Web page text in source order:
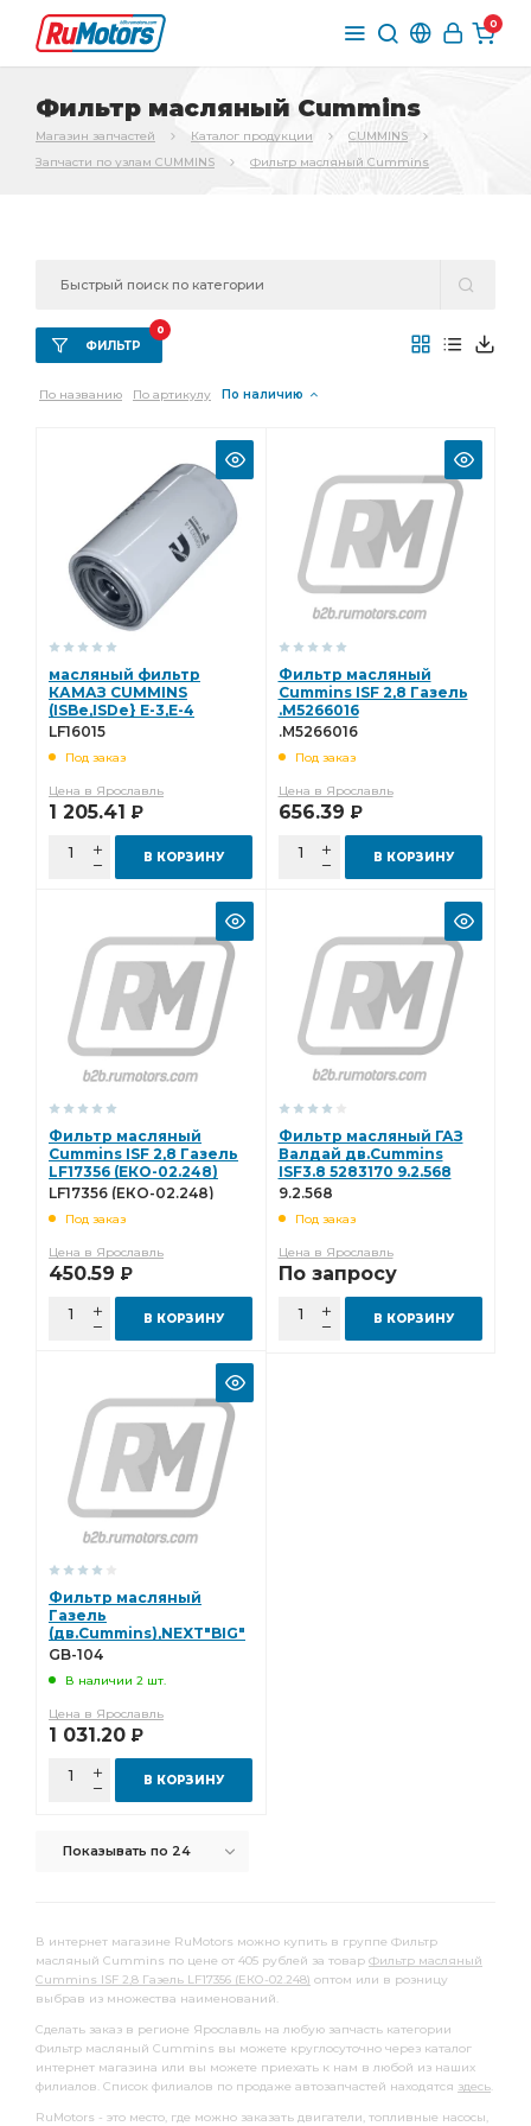
0
Фильтр масляный Cummins
Магазин запчастей Каталог продукции
CUMMINS
Запчасти по узлам CUMMINS
Фильтр масляный Cummins
ФИЛЬТР
0
По названию По артикулу По наличию
масляный фильтр
КАМАЗ CUMMINS
(ISBe,ISDe} E-3,E-4
LF16015
LF16015
Под заказ
Цена в Ярославль
1 205.41 Р
В КОРЗИНУ
Фильтр масляный
Cummins ISF 2,8 Газель
.M5266016
.M5266016
Под заказ
Цена в Ярославль
656.39 Р
В КОРЗИНУ
Фильтр масляный
Cummins ISF 2,8 Газель
LF17356 (ЕКО-02.248)
LF17356 (ЕКО-02.248)
Под заказ
Цена в Ярославль
450.59 Р
В КОРЗИНУ
Фильтр масляный ГАЗ
Валдай дв.Cummins
ISF3.8 5283170 9.2.568
9.2.568
Под заказ
Цена в Ярославль
По запросу
В КОРЗИНУ
Фильтр масляный
Газель
(дв.Cummins),NEXT"BIG"
GB-104
GB-104
В наличии 2 шт.
Цена в Ярославль
1 031.20 Р
В КОРЗИНУ
Показывать по 24
В интернет магазине RuMotors можно купить в группе Фильтр
масляный Cummins по цене от 405 рублей за товар Фильтр масляный
Cummins ISF 2,8 Газель LF17356 (ЕКО-02.248) оптом или в розницу
выбрав из множества наименований.
Сделать заказ в регионе Ярославль на любую запчасть категории
Фильтр масляный Cummins вы можете круглосуточно через каталог
интернет магазина или вы можете приехать к нам в любой из наших
филиалов. Список филиалов по продаже автозапчастей находятся здесь.
RuMotors - это место, где можно заказать двигатели, топливные насосы,